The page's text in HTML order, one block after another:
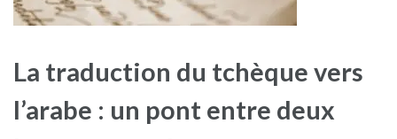
La traduction du tchèque vers
l’arabe : un pont entre deux